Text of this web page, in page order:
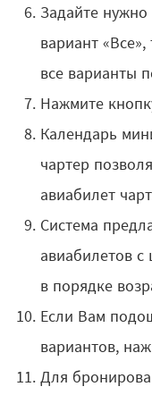
Задайте нужно
вариант
все варианты
Нажмите
Календарь
чартер
авиабилет
Система
авиабилетов
в порядке
Если Вам
вариантов,
Для